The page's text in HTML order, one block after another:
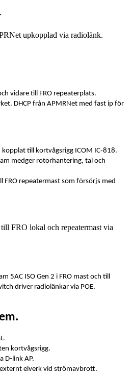
upkopplad via radiolänk.
vidare till FRO repeaterplats.
DHCP från APMRNet med fast ip för
kopplat till kortvågsrigg ICOM IC-818.
medger rotorhantering, tal och
FRO repeatermast som försörjs med
FRO lokal och repeatermast via
5AC ISO Gen 2 i FRO mast och till
driver radiolänkar via POE.
kortvågsrigg.
D-link AP.
elverk vid strömavbrott.